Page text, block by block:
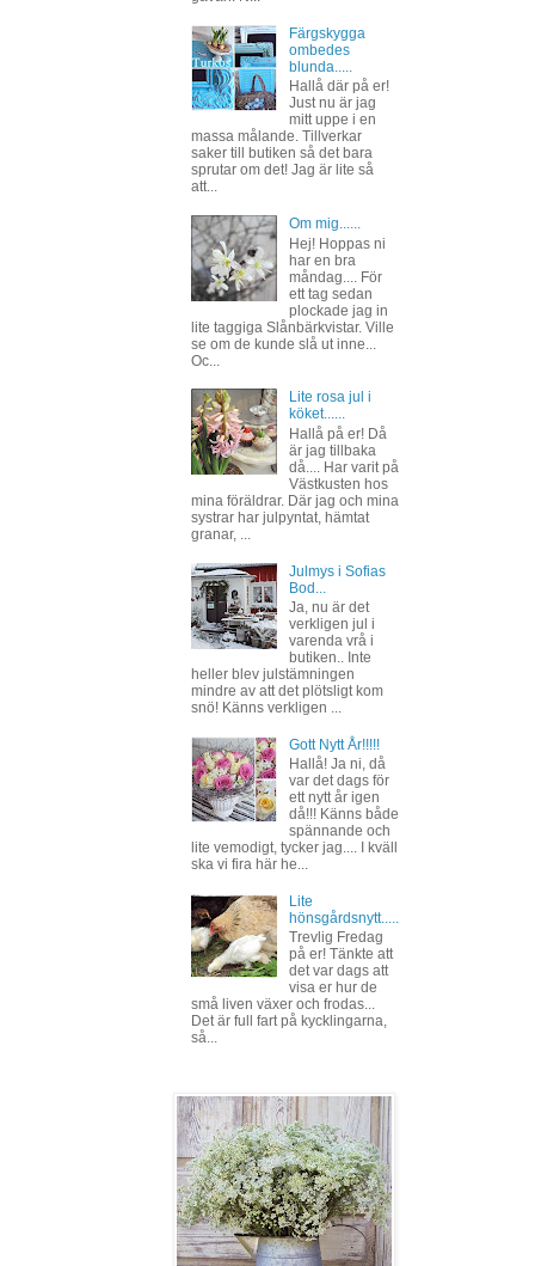
Färgskygga
ombedes
blunda.....
Hallå där på er!
Just nu är jag
mitt uppe i en
massa målande. Tillverkar
saker till butiken så det bara
sprutar om det! Jag är lite så
att...
Om mig......
Hej! Hoppas ni
har en bra
måndag.... För
ett tag sedan
plockade jag in
lite taggiga Slånbärkvistar. Ville
se om de kunde slå ut inne...
Oc...
Lite rosa jul i
köket......
Hallå på er! Då
är jag tillbaka
då.... Har varit på
Västkusten hos
mina föräldrar. Där jag och mina
systrar har julpyntat, hämtat
granar, ...
Julmys i Sofias
Bod...
Ja, nu är det
verkligen jul i
varenda vrå i
butiken.. Inte
heller blev julstämningen
mindre av att det plötsligt kom
snö! Känns verkligen ...
Gott Nytt År!!!!!
Hallå! Ja ni, då
var det dags för
ett nytt år igen
då!!! Känns både
spännande och
lite vemodigt, tycker jag.... I kväll
ska vi fira här he...
Lite
hönsgårdsnytt.....
Trevlig Fredag
på er! Tänkte att
det var dags att
visa er hur de
små liven växer och frodas...
Det är full fart på kycklingarna,
så...